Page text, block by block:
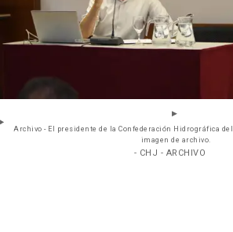
Archivo - El presidente de la Confederación Hidrográfica
imagen de archivo.
- CHJ - ARCHIVO